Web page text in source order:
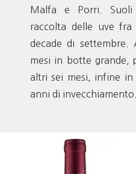
Malfa e Porri. Suoli
raccolta delle uve
decade di settembre.
mesi in botte grande,
altri sei mesi, infine in
anni di invecchiamento.